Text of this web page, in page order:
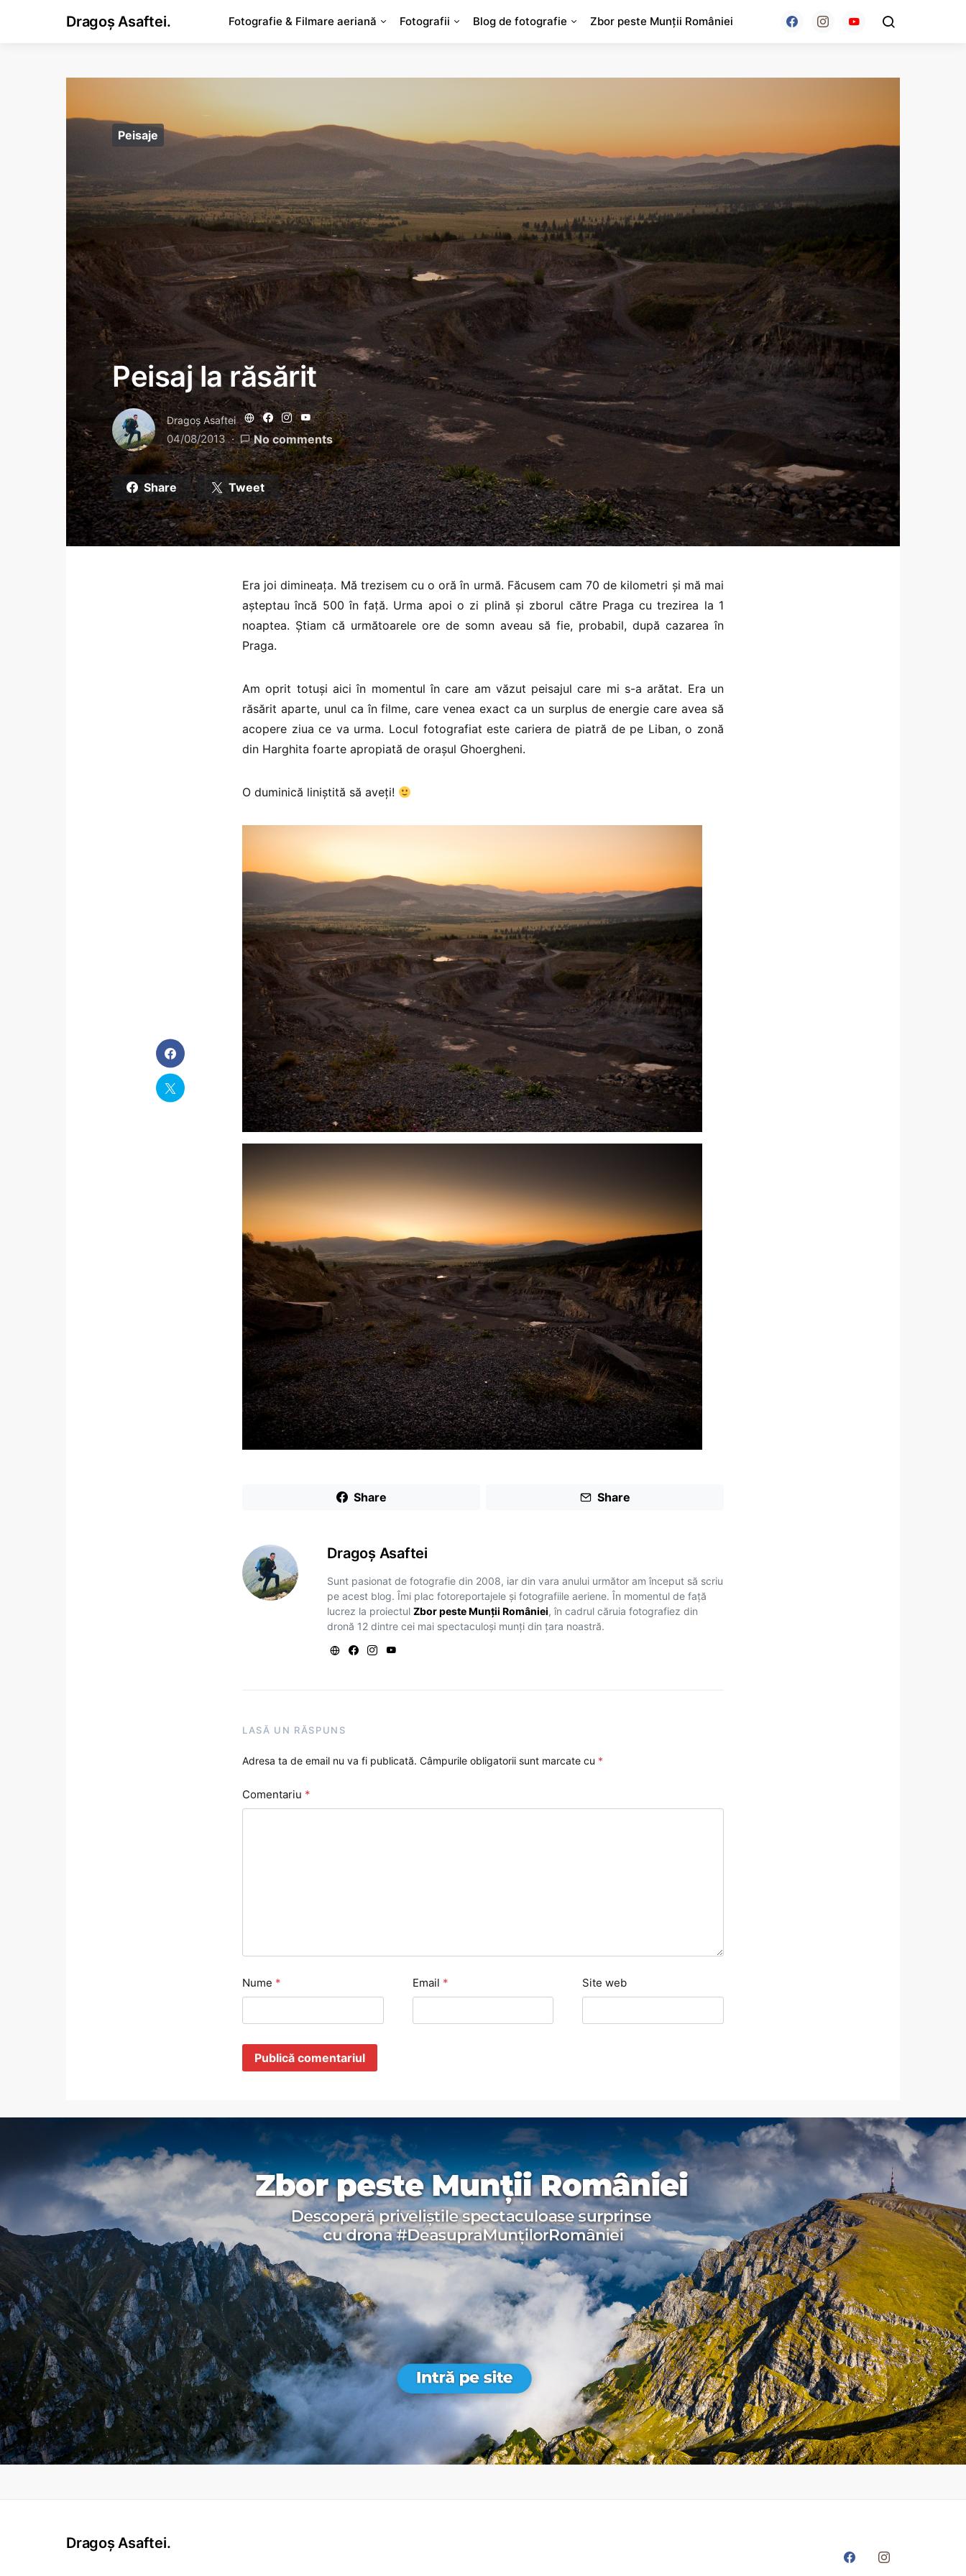
Dragoș Asaftei. Fotografie & Filmare aeriană Fotografii Blog de fotografie Zbor peste Munții României
Peisaje
Peisaj la răsărit
Dragoş Asaftei
04/08/2013 No comments
Share Tweet
Era joi dimineața. Mă trezisem cu o oră în urmă. Făcusem cam 70 de kilometri și mă mai
așteptau încă 500 în față. Urma apoi o zi plină și zborul către Praga cu trezirea la 1
noaptea. Știam că următoarele ore de somn aveau să fie, probabil, după cazarea în
Praga.
Am oprit totuși aici în momentul în care am văzut peisajul care mi s-a arătat. Era un
răsărit aparte, unul ca în filme, care venea exact ca un surplus de energie care avea să
acopere ziua ce va urma. Locul fotografiat este cariera de piatră de pe Liban, o zonă
din Harghita foarte apropiată de orașul Ghoergheni.
O duminică liniștită să aveți!
Share Share
Dragoş Asaftei
Sunt pasionat de fotografie din 2008, iar din vara anului următor am început să scriu
pe acest blog. Îmi plac fotoreportajele și fotografiile aeriene. În momentul de față
lucrez la proiectulZbor peste Munții României, în cadrul căruia fotografiez din
dronă 12 dintre cei mai spectaculoși munți din țara noastră.
LASĂ UN RĂSPUNS
Adresa ta de email nu va fi publicată. Câmpurile obligatorii sunt marcate cu *
Comentariu *
Nume * Email * Site web
Dragoș Asaftei.